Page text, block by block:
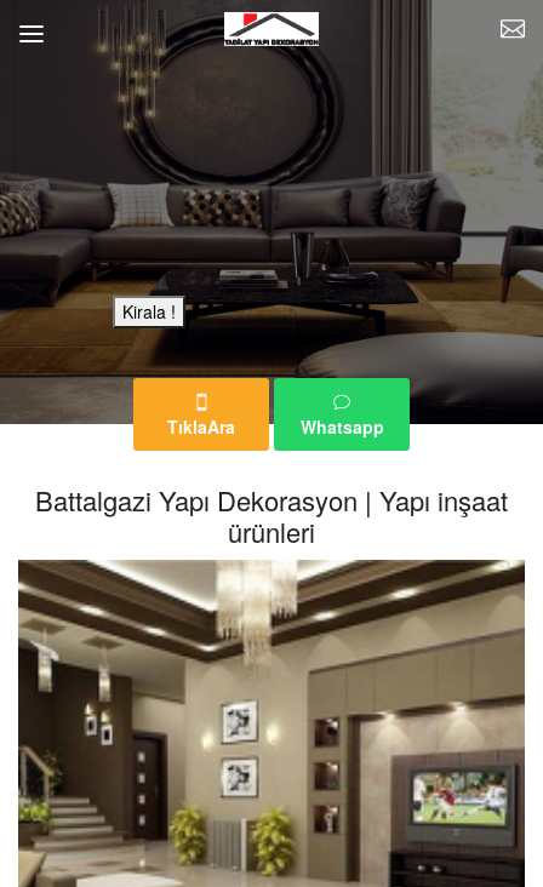
TıklaAra Whatsapp
Bu Reklam Sayfası Kiralıktır.
Kirala !
Battalgazi Yapı Dekorasyon | Yapı inşaat
ürünleri